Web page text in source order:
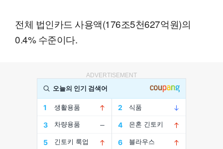
전체 법인카드 사용액(176조5천627억원)의
0.4% 수준이다.
ADVERTISEMENT